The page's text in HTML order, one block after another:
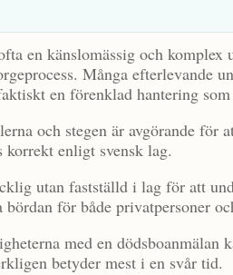
en känslomässig och
Många efterlevande
en förenklad hantering
och stegen är avgörande
enligt svensk lag.
utan fastställd i lag för att
för både privatpersoner
med en
betyder mest i en svår tid.